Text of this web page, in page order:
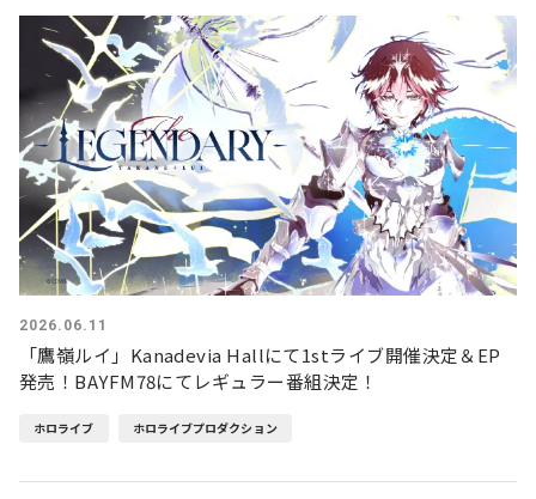
2026.06.11
「鷹嶺ルイ」Kanadevia Hallにて1stライブ開催決定＆EP
発売！BAYFM78にてレギュラー番組決定！
ホロライブ ホロライブプロダクション